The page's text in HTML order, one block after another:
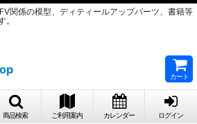
関係の模型、ディティールアップパーツ、書籍等
カート
商品検索 ご利用案内 カレンダー ログイン